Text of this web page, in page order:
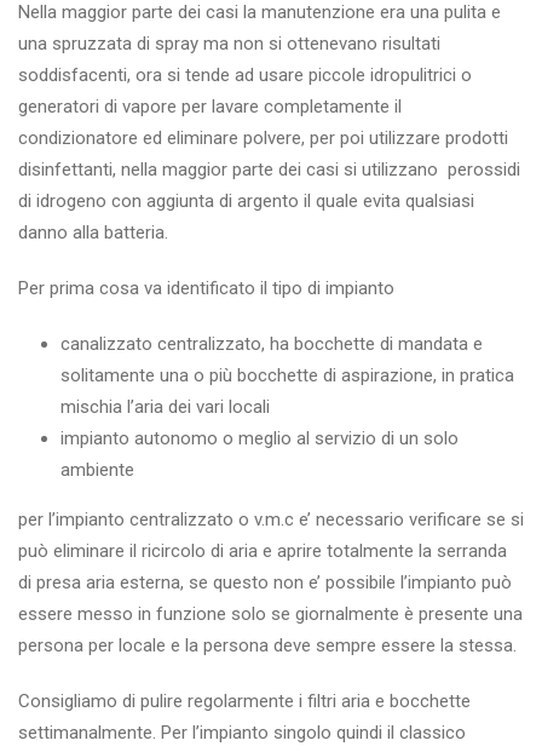
Nella maggior parte dei casi la manutenzione era una pulita e
una spruzzata di spray ma non si ottenevano risultati
soddisfacenti, ora si tende ad usare piccole idropulitrici o
generatori di vapore per lavare completamente il
condizionatore ed eliminare polvere, per poi utilizzare prodotti
disinfettanti, nella maggior parte dei casi si utilizzano perossidi
di idrogeno con aggiunta di argento il quale evita qualsiasi
danno alla batteria.
Per prima cosa va identificato il tipo di impianto
canalizzato centralizzato, ha bocchette di mandata e
solitamente una o più bocchette di aspirazione, in pratica
mischia l’aria dei vari locali
impianto autonomo o meglio al servizio di un solo
ambiente
per l’impianto centralizzato o v.m.c e’ necessario verificare se si
può eliminare il ricircolo di aria e aprire totalmente la serranda
di presa aria esterna, se questo non e’ possibile l’impianto può
essere messo in funzione solo se giornalmente è presente una
persona per locale e la persona deve sempre essere la stessa.
Consigliamo di pulire regolarmente i filtri aria e bocchette
settimanalmente. Per l’impianto singolo quindi il classico